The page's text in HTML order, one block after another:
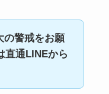
の警戒をお願
直通LINEから